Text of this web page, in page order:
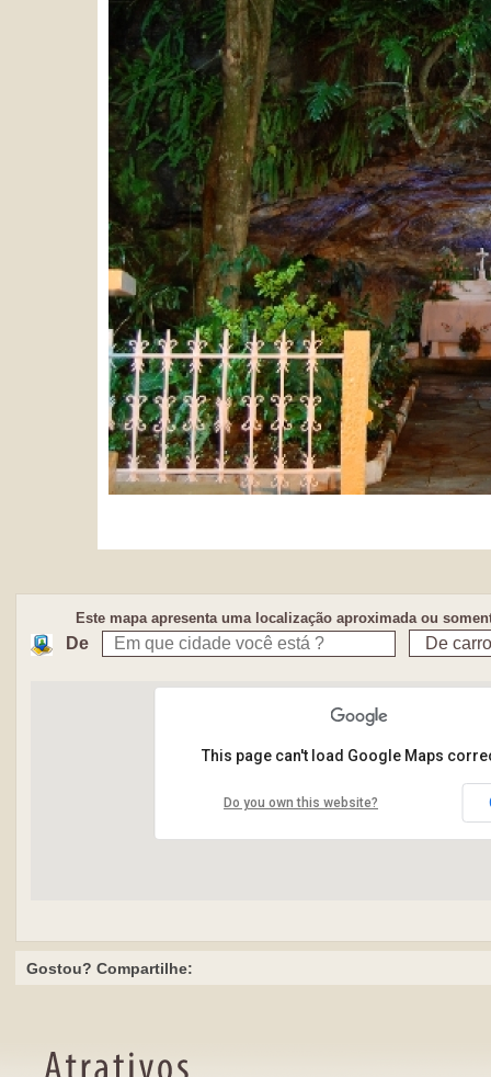
Este mapa apresenta uma localização aproximada ou
De
This page can't load Google Maps
Do you own this website?
Gostou? Compartilhe: